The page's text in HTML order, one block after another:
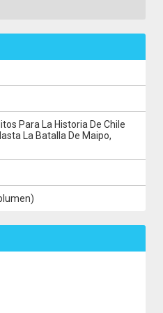
Para La Historia De Chile
La Batalla De Maipo,